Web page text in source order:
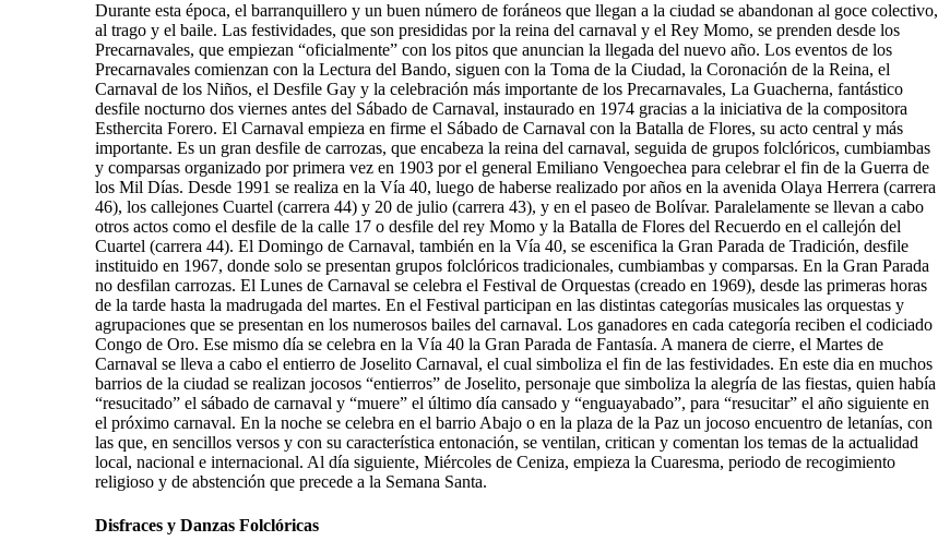
Durante esta época, el barranquillero y un buen número de foráneos que llegan a la ciudad se abandonan al goce colectivo,
al trago y el baile. Las festividades, que son presididas por la reina del carnaval y el Rey Momo, se prenden desde los
Precarnavales, que empiezan “oficialmente” con los pitos que anuncian la llegada del nuevo año. Los eventos de los
Precarnavales comienzan con la Lectura del Bando, siguen con la Toma de la Ciudad, la Coronación de la Reina, el
Carnaval de los Niños, el Desfile Gay y la celebración más importante de los Precarnavales, La Guacherna, fantástico
desfile nocturno dos viernes antes del Sábado de Carnaval, instaurado en 1974 gracias a la iniciativa de la compositora
Esthercita Forero. El Carnaval empieza en firme el Sábado de Carnaval con la Batalla de Flores, su acto central y más
importante. Es un gran desfile de carrozas, que encabeza la reina del carnaval, seguida de grupos folclóricos, cumbiambas
y comparsas organizado por primera vez en 1903 por el general Emiliano Vengoechea para celebrar el fin de la Guerra de
los Mil Días. Desde 1991 se realiza en la Vía 40, luego de haberse realizado por años en la avenida Olaya Herrera (carrera
46), los callejones Cuartel (carrera 44) y 20 de julio (carrera 43), y en el paseo de Bolívar. Paralelamente se llevan a cabo
otros actos como el desfile de la calle 17 o desfile del rey Momo y la Batalla de Flores del Recuerdo en el callejón del
Cuartel (carrera 44). El Domingo de Carnaval, también en la Vía 40, se escenifica la Gran Parada de Tradición, desfile
instituido en 1967, donde solo se presentan grupos folclóricos tradicionales, cumbiambas y comparsas. En la Gran Parada
no desfilan carrozas. El Lunes de Carnaval se celebra el Festival de Orquestas (creado en 1969), desde las primeras horas
de la tarde hasta la madrugada del martes. En el Festival participan en las distintas categorías musicales las orquestas y
agrupaciones que se presentan en los numerosos bailes del carnaval. Los ganadores en cada categoría reciben el codiciado
Congo de Oro. Ese mismo día se celebra en la Vía 40 la Gran Parada de Fantasía. A manera de cierre, el Martes de
Carnaval se lleva a cabo el entierro de Joselito Carnaval, el cual simboliza el fin de las festividades. En este dia en muchos
barrios de la ciudad se realizan jocosos “entierros” de Joselito, personaje que simboliza la alegría de las fiestas, quien había
“resucitado” el sábado de carnaval y “muere” el último día cansado y “enguayabado”, para “resucitar” el año siguiente en
el próximo carnaval. En la noche se celebra en el barrio Abajo o en la plaza de la Paz un jocoso encuentro de letanías, con
las que, en sencillos versos y con su característica entonación, se ventilan, critican y comentan los temas de la actualidad
local, nacional e internacional. Al día siguiente, Miércoles de Ceniza, empieza la Cuaresma, periodo de recogimiento
religioso y de abstención que precede a la Semana Santa.
Disfraces y Danzas Folclóricas